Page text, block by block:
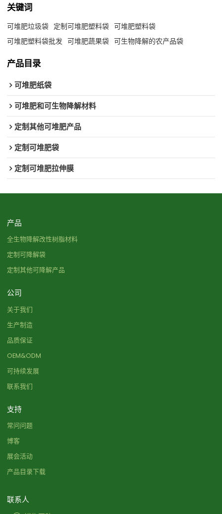
关键词
可堆肥垃圾袋 定制可堆肥塑料袋 可堆肥塑料袋
可堆肥塑料袋批发 可堆肥蔬果袋 可生物降解的农产品袋
产品目录
可堆肥纸袋
可堆肥和可生物降解材料
定制其他可堆肥产品
定制可堆肥袋
定制可堆肥拉伸膜
产品
全生物降解改性树脂材料
定制可降解袋
定制其他可降解产品
公司
关于我们
生产制造
品质保证
OEM&ODM
可持续发展
联系我们
支持
常问问题
博客
展会活动
产品目录下载
联系人